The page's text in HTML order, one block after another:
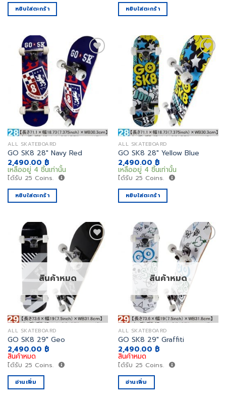
หยิบใส่ตะกร้า หยิบใส่ตะกร้า
เพิ่ม
ALL SKATEBOARD
GO SK8 28″ Navy Red
2,490.00 ฿
เหลืออยู่ 4 ชิ้นเท่านั้น
ได้รับ 25 Coins.
หยิบใส่ตะกร้า
เพิ่ม
ALL SKATEBOARD
GO SK8 28″ Yellow Blue
2,490.00 ฿
เหลืออยู่ 4 ชิ้นเท่านั้น
ได้รับ 25 Coins.
หยิบใส่ตะกร้า
เพิ่ม
สินค้าหมด
ALL SKATEBOARD
GO SK8 29″ Geo
2,490.00 ฿
สินค้าหมด
ได้รับ 25 Coins.
อ่านเพิ่ม
สินค้าหมด
ALL SKATEBOARD
GO SK8 29″ Graffiti
2,490.00 ฿
สินค้าหมด
ได้รับ 25 Coins.
อ่านเพิ่ม